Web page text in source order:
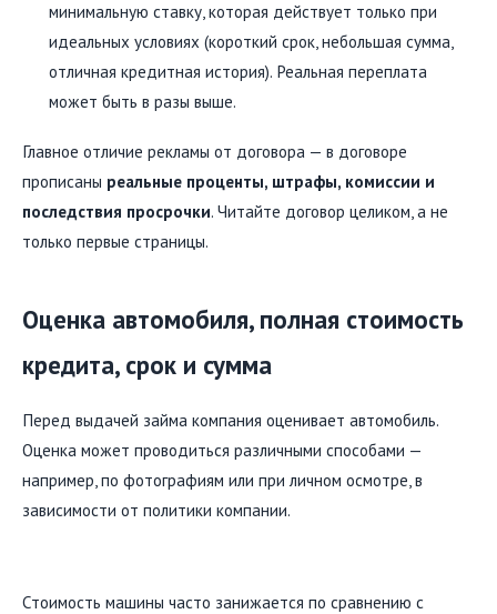
минимальную ставку, которая действует только при
идеальных условиях (короткий срок, небольшая сумма,
отличная кредитная история). Реальная переплата
может быть в разы выше.
Главное отличие рекламы от договора — в договоре
прописаны реальные проценты, штрафы, комиссии и
последствия просрочки. Читайте договор целиком, а не
только первые страницы.
Оценка автомобиля, полная стоимость
кредита, срок и сумма
Перед выдачей займа компания оценивает автомобиль.
Оценка может проводиться различными способами —
например, по фотографиям или при личном осмотре, в
зависимости от политики компании.
Стоимость машины часто занижается по сравнению с